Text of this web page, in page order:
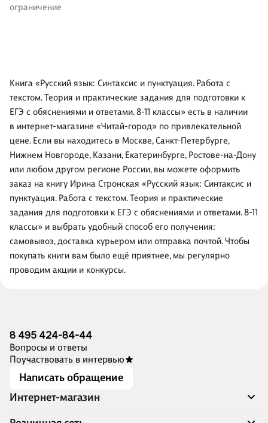
ограничение
Книга «Русский язык: Синтаксис и пунктуация. Работа с
текстом. Теория и практические задания для подготовки к
ЕГЭ с обяснениями и ответами. 8-11 классы» есть в наличии
в интернет-магазине «Читай-город» по привлекательной
цене. Если вы находитесь в Москве, Санкт-Петербурге,
Нижнем Новгороде, Казани, Екатеринбурге, Ростове-на-Дону
или любом другом регионе России, вы можете оформить
заказ на книгу Ирина Стронская «Русский язык: Синтаксис и
пунктуация. Работа с текстом. Теория и практические
задания для подготовки к ЕГЭ с обяснениями и ответами. 8-11
классы» и выбрать удобный способ его получения:
самовывоз, доставка курьером или отправка почтой. Чтобы
покупать книги вам было ещё приятнее, мы регулярно
проводим акции и конкурсы.
8 495 424-84-44
Вопросы и ответы
Поучаствовать в интервью
Написать обращение
Интернет-магазин
Акции